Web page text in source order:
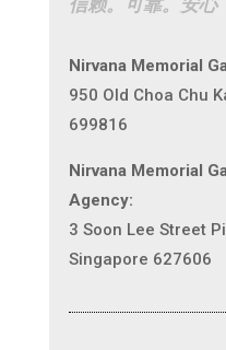
Nirvana Memorial
950 Old Choa Chu
699816
Nirvana Memorial
Agency:
3 Soon Lee Street
Singapore 627606